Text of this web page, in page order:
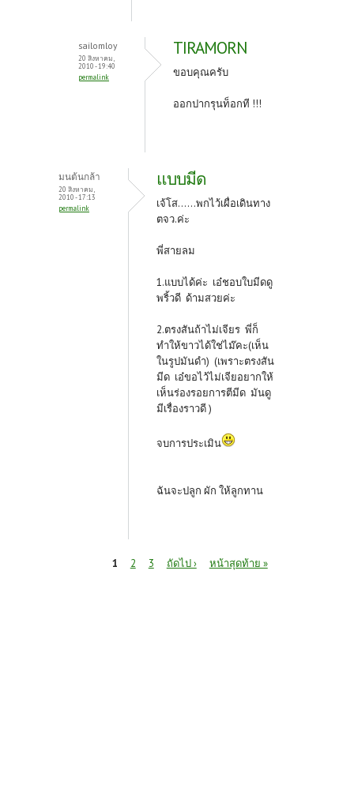
sailomloy
20 สิงหาคม,
2010 - 19:40
permalink
TIRAMORN
ขอบคุณครับ
ออกปากรุนท็อกที !!!
มนต้นกล้า
20 สิงหาคม,
2010 - 17:13
permalink
แบบมีด
เจ้โส......พกไว้เผื่อเดินทาง
ตจว.ค่ะ
พี่สายลม
1.แบบได้ค่ะ เอ๋ชอบใบมีดดู
พริ้วดี ด้ามสวยค่ะ
2.ตรงสันถ้าไม่เจียร พี่ก็
ทำให้ขาวได้ใช่ไม๊คะ(เห็น
ในรูปมันดำ) (เพราะตรงสัน
มีด เอ๋ขอไว้ไม่เจียอยากให้
เห็นร่องรอยการตีมีด มันดู
มีเรื่องราวดี )
จบการประเมิน
ฉันจะปลูก ผัก ให้ลูกทาน
1 2 3 ถัดไป › หน้าสุดท้าย »